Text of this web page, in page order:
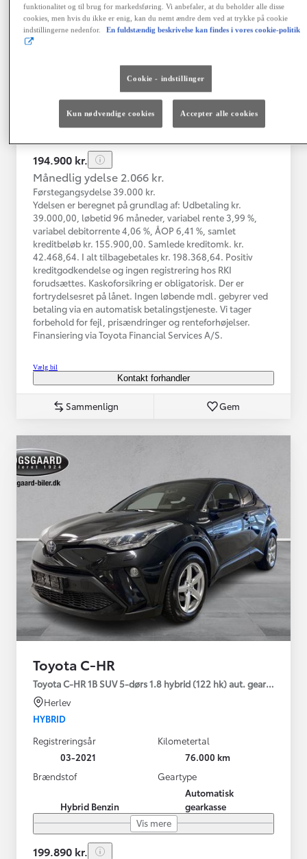
Nykøbing Mors
HYBRID
43.000 km
Hybrid Benzin
Geartype
Automatisk
gearkasse
Vis mere
194.900 kr.
Månedlig ydelse 2.066 kr.
Førstegangsydelse 39.000 kr.
Ydelsen er beregnet på grundlag af: Udbetaling kr.
39.000,00, løbetid 96 måneder, variabel rente 3,99 %,
variabel debitorrente 4,06 %, ÅOP 6,41 %, samlet
kreditbeløb kr. 155.900,00. Samlede kreditomk. kr.
42.468,64. I alt tilbagebetales kr. 198.368,64. Positiv
kreditgodkendelse og ingen registrering hos RKI
forudsættes. Kaskoforsikring er obligatorisk. Der er
fortrydelsesret på lånet. Ingen løbende mdl. gebyrer ved
betaling via en automatisk betalingstjeneste. Vi tager
forbehold for fejl, prisændringer og renteforhøjelser.
Finansiering via Toyota Financial Services A/S.
Vælg bil
Kontakt forhandler
Sammenlign Gem
Toyota C-HR
Toyota C-HR 1B SUV 5-dørs 1.8 hybrid (122 hk) aut. gear C-LUB -
Herlev
HYBRID
Registreringsår
03-2021
Kilometertal
76.000 km
Brændstof
Hybrid Benzin
Geartype
Automatisk
gearkasse
Vis mere
199.890 kr.
funktionalitet og til brug for markedsføring. Vi anbefaler, at du beholder alle disse
cookies, men hvis du ikke er enig, kan du nemt ændre dem ved at trykke på cookie
indstillingerne nedenfor.
En fuldstændig beskrivelse kan findes i vores cookie-politik
Cookie - indstillinger
Kun nødvendige cookies Accepter alle cookies